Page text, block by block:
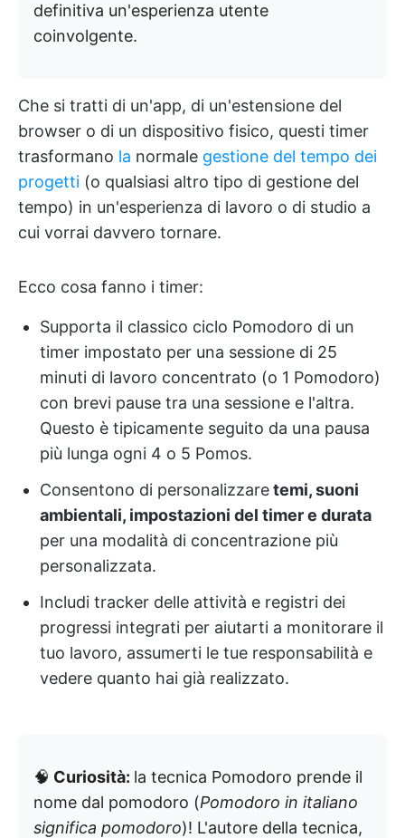
definitiva un'esperienza utente
coinvolgente.
Che si tratti di un'app, di un'estensione del
browser o di un dispositivo fisico, questi timer
trasformano la normale gestione del tempo dei
progetti (o qualsiasi altro tipo di gestione del
tempo) in un'esperienza di lavoro o di studio a
cui vorrai davvero tornare.
Ecco cosa fanno i timer:
Supporta il classico ciclo Pomodoro di un
timer impostato per una sessione di 25
minuti di lavoro concentrato (o 1 Pomodoro)
con brevi pause tra una sessione e l'altra.
Questo è tipicamente seguito da una pausa
più lunga ogni 4 o 5 Pomos.
Consentono di personalizzaretemi, suoni
ambientali, impostazioni del timer e durata
per una modalità di concentrazione più
personalizzata.
Includi tracker delle attività e registri dei
progressi integrati per aiutarti a monitorare il
tuo lavoro, assumerti le tue responsabilità e
vedere quanto hai già realizzato.
🧠 Curiosità: la tecnica Pomodoro prende il
nome dal pomodoro (Pomodoro in italiano
significa pomodoro)! L'autore della tecnica,